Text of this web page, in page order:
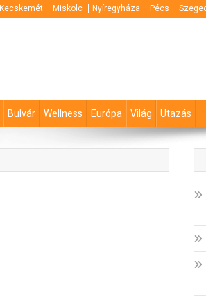
Kecskemét Miskolc Nyíregyháza Pécs Szeged
Bulvár Wellness Európa Világ Utazás